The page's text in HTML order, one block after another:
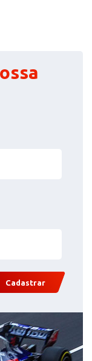
Cadastrar